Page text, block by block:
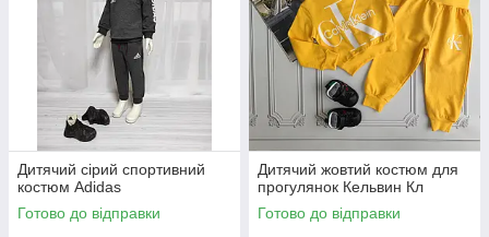
Дитячий сірий спортивний
костюм Adidas
Готово до відправки
Дитячий жовтий костюм для
прогулянок Кельвин Кл
Готово до відправки